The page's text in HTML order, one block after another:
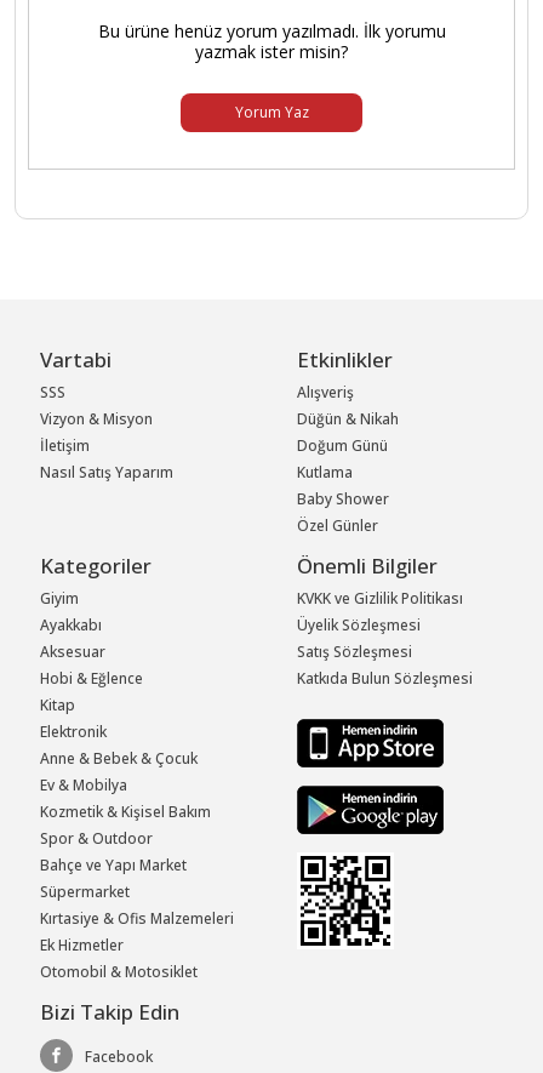
Bu ürüne henüz yorum yazılmadı. İlk yorumu
yazmak ister misin?
Yorum Yaz
Vartabi
SSS
Vizyon & Misyon
İletişim
Nasıl Satış Yaparım
Etkinlikler
Alışveriş
Düğün & Nikah
Doğum Günü
Kutlama
Baby Shower
Özel Günler
Kategoriler
Giyim
Ayakkabı
Aksesuar
Hobi & Eğlence
Kitap
Elektronik
Anne & Bebek & Çocuk
Ev & Mobilya
Kozmetik & Kişisel Bakım
Spor & Outdoor
Bahçe ve Yapı Market
Süpermarket
Kırtasiye & Ofis Malzemeleri
Ek Hizmetler
Otomobil & Motosiklet
Önemli Bilgiler
KVKK ve Gizlilik Politikası
Üyelik Sözleşmesi
Satış Sözleşmesi
Katkıda Bulun Sözleşmesi
Bizi Takip Edin
Facebook